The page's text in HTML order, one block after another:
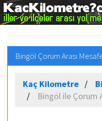
Bingöl Çorum Arası
Kaç Kilometre
Bingöl ile Çorum